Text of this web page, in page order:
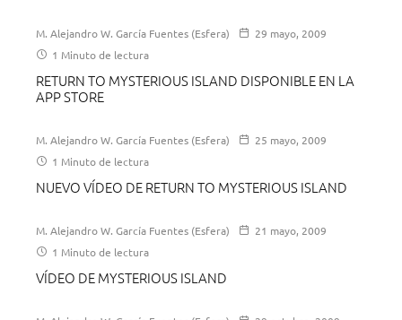
M. Alejandro W. García Fuentes (Esfera)
29 mayo, 2009
1 Minuto de lectura
RETURN TO MYSTERIOUS ISLAND DISPONIBLE EN LA
APP STORE
M. Alejandro W. García Fuentes (Esfera)
25 mayo, 2009
1 Minuto de lectura
NUEVO VÍDEO DE RETURN TO MYSTERIOUS ISLAND
M. Alejandro W. García Fuentes (Esfera)
21 mayo, 2009
1 Minuto de lectura
VÍDEO DE MYSTERIOUS ISLAND